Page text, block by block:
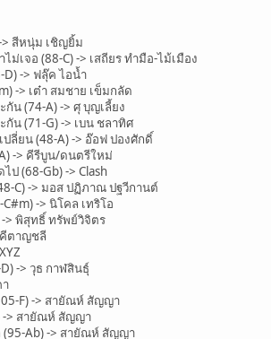
> สีหนุ่ม เชิญยิ้ม
ม่เจอ (88-C) -> เสถียร ทำมือ-ไม้เมือง
D) -> ฟลุ๊ค ไอน้ำ
-> เต๋า สมชาย เข็มกลัด
น (74-A) -> ศุ บุญเลี้ยง
น (71-G) -> เบน ชลาทิศ
ลี่ยน (48-A) -> อ๊อฟ ปองศักดิ์
-> คีรีบูน/ดนตรีใหม่
ป (68-Gb) -> Clash
C) -> มอส ปฏิภาณ ปฐวีกานต์
-> นิโคล เทริโอ
-> พิสุทธิ์ ทรัพย์วิจิตร
คีตาญชลี
-> วุธ กาฬสินธุ์
F) -> สายัณห์ สัญญา
-> สายัณห์ สัญญา
(95-Ab) -> สายัณห์ สัญญา